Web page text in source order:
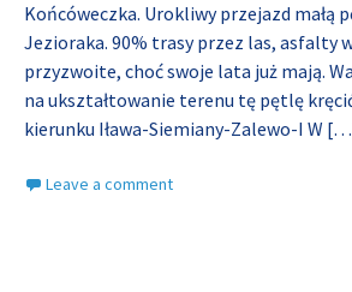
Końcóweczka. Urokliwy przejazd małą
Jezioraka. 90% trasy przez las, asfalty
przyzwoite, choć swoje lata już mają.
na ukształtowanie terenu tę pętlę
kierunku Iława-Siemiany-Zalewo-I W
Leave a comment